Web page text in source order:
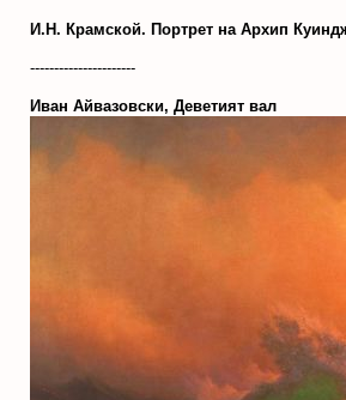
И.Н. Крамской. Портрет на Архип
----------------------
Иван Айвазовски, Деветият вал